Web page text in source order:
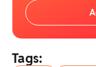
Tags: